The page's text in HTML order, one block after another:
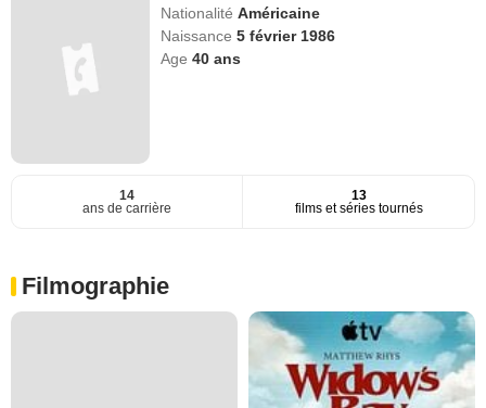
NationalitéAméricaine
Naissance5 février 1986
Age40 ans
14
ans de carrière
13
films et séries tournés
Filmographie